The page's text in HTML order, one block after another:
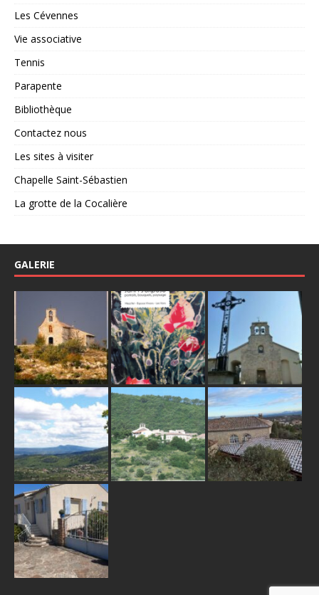
Les Cévennes
Vie associative
Tennis
Parapente
Bibliothèque
Contactez nous
Les sites à visiter
Chapelle Saint-Sébastien
La grotte de la Cocalière
GALERIE